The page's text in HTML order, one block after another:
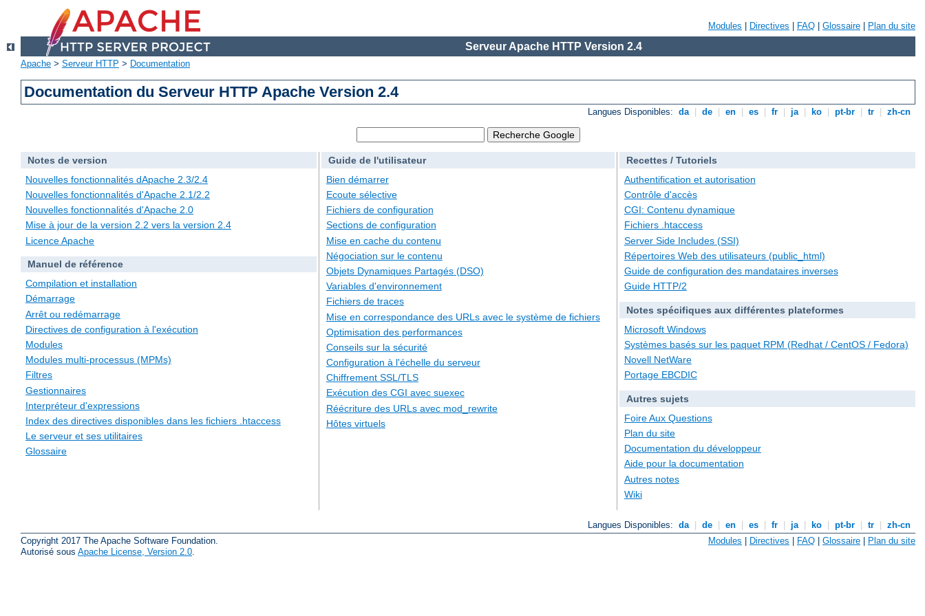
Modules Directives FAQ Glossaire Plan du site
Serveur Apache HTTP Version 2.4
Apache > Serveur HTTP > Documentation
Documentation du Serveur HTTP Apache Version 2.4
Langues Disponibles: da de en es fr ja ko pt-br tr zh-cn
Notes de version
Nouvelles fonctionnalités dApache 2.3/2.4
Nouvelles fonctionnalités d'Apache 2.1/2.2
Nouvelles fonctionnalités d'Apache 2.0
Mise à jour de la version 2.2 vers la version 2.4
Licence Apache
Manuel de référence
Compilation et installation
Démarrage
Arrêt ou redémarrage
Directives de configuration à l'exécution
Modules
Modules multi-processus (MPMs)
Filtres
Gestionnaires
Interpréteur d'expressions
Index des directives disponibles dans les fichiers .htaccess
Le serveur et ses utilitaires
Glossaire
Guide de l'utilisateur
Bien démarrer
Ecoute sélective
Fichiers de configuration
Sections de configuration
Mise en cache du contenu
Négociation sur le contenu
Objets Dynamiques Partagés (DSO)
Variables d'environnement
Fichiers de traces
Mise en correspondance des URLs avec le système de fichiers
Optimisation des performances
Conseils sur la sécurité
Configuration à l'échelle du serveur
Chiffrement SSL/TLS
Exécution des CGI avec suexec
Réécriture des URLs avec mod_rewrite
Hôtes virtuels
Recettes / Tutoriels
Authentification et autorisation
Contrôle d'accès
CGI: Contenu dynamique
Fichiers .htaccess
Server Side Includes (SSI)
Répertoires Web des utilisateurs (public_html)
Guide de configuration des mandataires inverses
Guide HTTP/2
Notes spécifiques aux différentes plateformes
Microsoft Windows
Systèmes basés sur les paquet RPM (Redhat / CentOS / Fedora)
Novell NetWare
Portage EBCDIC
Autres sujets
Foire Aux Questions
Plan du site
Documentation du développeur
Aide pour la documentation
Autres notes
Wiki
Langues Disponibles: da de en es fr ja ko pt-br tr
zh-cn
Copyright 2017 The Apache Software Foundation.
Autorisé sous Apache License, Version 2.0
Modules | Directives | FAQ | Glossaire | Plan du site